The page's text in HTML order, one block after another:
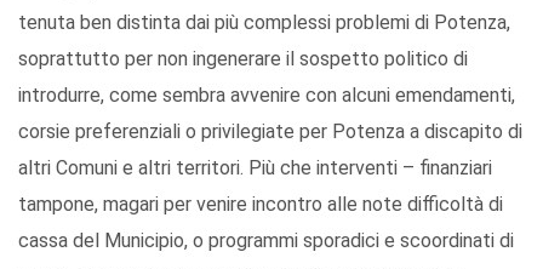
tenuta ben distinta dai più complessi problemi di Potenza,
soprattutto per non ingenerare il sospetto politico di
introdurre, come sembra avvenire con alcuni emendamenti,
corsie preferenziali o privilegiate per Potenza a discapito di
altri Comuni e altri territori. Più che interventi – finanziari
tampone, magari per venire incontro alle note difficoltà di
cassa del Municipio, o programmi sporadici e scoordinati di